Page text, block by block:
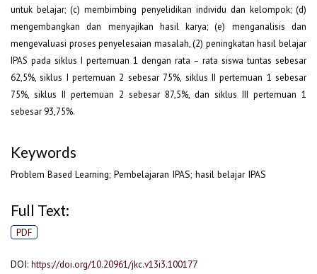
untuk belajar; (c) membimbing penyelidikan individu dan kelompok; (d)
mengembangkan dan menyajikan hasil karya; (e) menganalisis dan
mengevaluasi proses penyelesaian masalah, (2) peningkatan hasil belajar
IPAS pada siklus I pertemuan 1 dengan rata – rata siswa tuntas sebesar
62,5%, siklus I pertemuan 2 sebesar 75%, siklus II pertemuan 1 sebesar
75%, siklus II pertemuan 2 sebesar 87,5%, dan siklus III pertemuan 1
sebesar 93,75%.
Keywords
Problem Based Learning; Pembelajaran IPAS; hasil belajar IPAS
Full Text:
PDF
DOI: https://doi.org/10.20961/jkc.v13i3.100177